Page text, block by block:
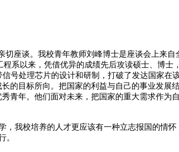
座谈。我校青年教师刘峰博士是座谈会上来自
系以来，凭借优异的成绩先后攻读硕士、博士
号处理芯片的设计和研制，打破了发达国家在
的目标所向。把国家的利益与自己的事业发展
青年。他们面对未来，把国家的重大需求作为
我校培养的人才更应该有一种立志报国的情怀
。